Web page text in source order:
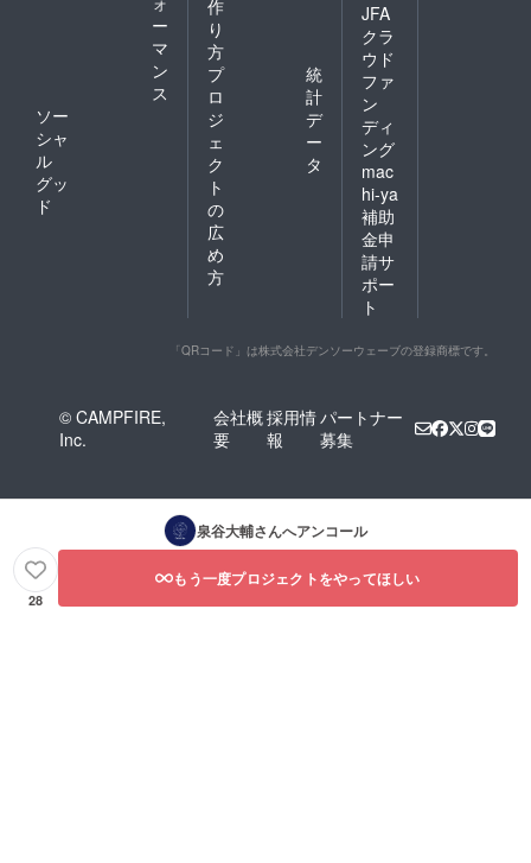
ー
マ
ン
ス
ソー
シャ
ル
グッ
ド
作
り
方
プ
ロ
ジ
ェ
ク
ト
の
広
め
方
統
計
デ
ー
タ
JFA
クラ
ウド
ファ
ン
ディ
ング
mac
hi-ya
補助
金申
請サ
ポー
ト
「QRコード」は株式会社デンソーウェーブの登録商標です。
© CAMPFIRE,
Inc.
会社概
要
採用情
報
パートナー
募集
泉谷大輔さんへアンコール
28
もう一度プロジェクトをやってほしい